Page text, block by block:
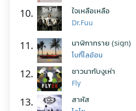
10. ใจเหลือเหลือ
Dr.Fuu
11. นาฬิกาทราย (sign)
โบกี้ไลอ้อน
12. ชาวนากับงูเห่า
Fly
13. สาหัส